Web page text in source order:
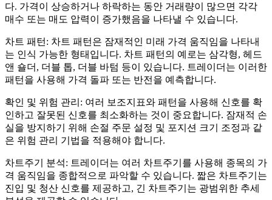
다. 가격이 상승하거나 하락하는 동안 거래량이 많으면 각각
매수 또는 매도 압력이 증가했음을 나타낼 수 있습니다.
차트 패턴: 차트 패턴은 잠재적인 미래 가격 움직임을 나타내
는 인식 가능한 형태입니다. 차트 패턴의 예로는 삼각형, 헤드
앤 숄더, 더블 톱, 더블 바텀 등이 있습니다. 트레이더는 이러한
패턴을 사용해 가격 돌파 또는 반전을 예측합니다.
확인 및 위험 관리: 여러 보조지표와 패턴을 사용해 신호를 확
인하고 잘못된 신호를 최소화하는 것이 중요합니다. 잠재적 손
실을 방지하기 위해 손절 주문 설정 및 포지션 크기 조정과 같
은 위험 관리 기법을 적용해야 합니다.
차트주기 분석: 트레이더는 여러 차트주기를 사용해 종목의 가
격 움직임을 종합적으로 파악할 수 있습니다. 짧은 차트주기는
진입 및 청산 신호를 제공하고, 긴 차트주기는 광범위한 추세